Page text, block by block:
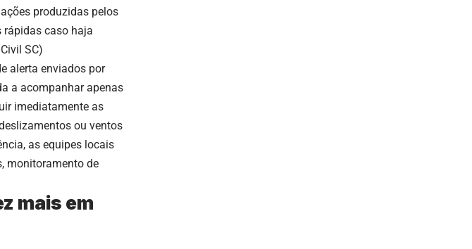
produzidas pelos
rápidas caso haja
SC)
alerta enviados por
a acompanhar apenas
imediatamente as
ou ventos
as equipes locais
monitoramento de
mais em